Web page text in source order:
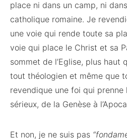
place ni dans un camp, ni dans
catholique romaine. Je
une voie qui rende toute sa
voie qui place le Christ et sa
sommet de l’Eglise, plus haut
tout théologien et même que
revendique une foi qui prenne
sérieux, de la Genèse à
Et non, je ne suis pas